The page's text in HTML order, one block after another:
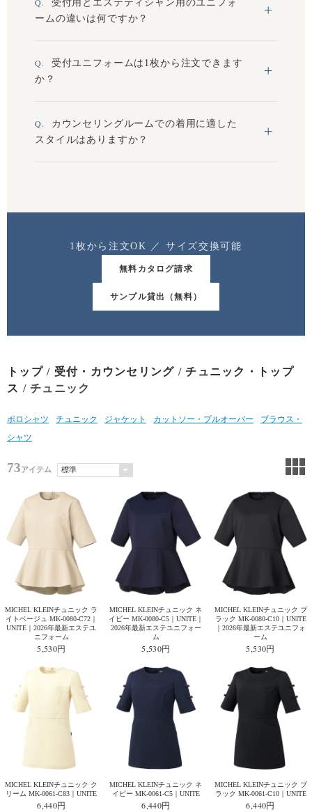
受付用とエステティシャン用のユニフォ
ームの違いは何ですか？
受付ユニフォームは1枚から注文できます
か？
カウンセリングルームでの着用に適した
スタイルはありますか？
1枚から注文OK ／ サイズ交換可能
無料カタログ請求
サンプル貸出（無料）
トップ/ 受付・カウンセリング /チュニック・トップ
ス / チュニック
ポロシャツ チュニック ジャケット カットソー・プルオーバー
ブラウス・
シャツ
73アイテム
MICHEL KLEINチュニック ラ
イトベージュ MK-0080-C72｜
UNITE｜2026年最新エステユ
ニフォーム
5,530円
MICHEL KLEINチュニック ネ
イビー MK-0080-C5｜UNITE｜
2026年最新エステユニフォー
ム
5,530円
MICHEL KLEINチュニック ブ
ラック MK-0080-C10｜UNITE
｜2026年最新エステユニフォ
ーム
5,530円
MICHEL KLEINチュニック ク
リーム MK-0061-C83｜UNITE
6,440円
MICHEL KLEINチュニック ネ
イビー MK-0061-C5｜UNITE
6,440円
MICHEL KLEINチュニック ブ
ラック MK-0061-C10｜UNITE
6,440円